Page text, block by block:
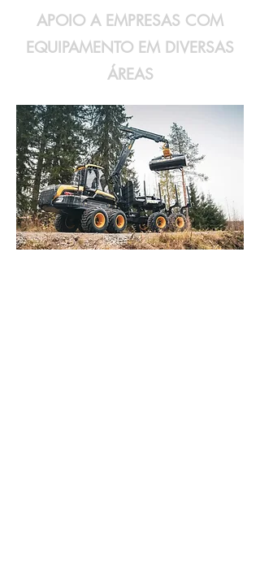
APOIO A EMPRESAS COM
EQUIPAMENTO EM DIVERSAS
ÁREAS